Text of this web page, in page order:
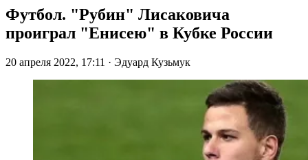
Футбол. "Рубин" Лисаковича
проиграл "Енисею" в Кубке России
20 апреля 2022, 17:11 · Эдуард Кузьмук